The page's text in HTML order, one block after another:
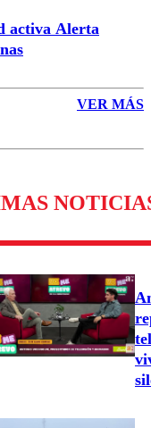
activa Alerta
VER MÁS